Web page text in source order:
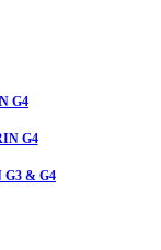
G4
G4
& G4